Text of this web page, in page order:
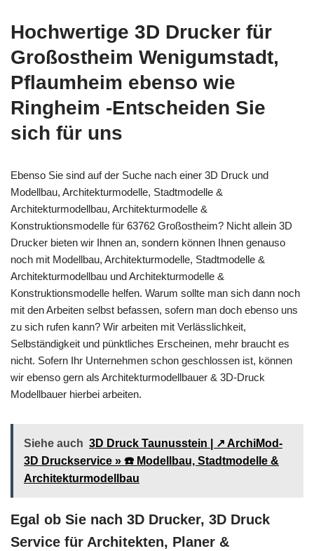
Hochwertige 3D Drucker für
Großostheim Wenigumstadt,
Pflaumheim ebenso wie
Ringheim -Entscheiden Sie
sich für uns
Ebenso Sie sind auf der Suche nach einer 3D Druck und
Modellbau, Architekturmodelle, Stadtmodelle &
Architekturmodellbau, Architekturmodelle &
Konstruktionsmodelle für 63762 Großostheim? Nicht allein 3D
Drucker bieten wir Ihnen an, sondern können Ihnen genauso
noch mit Modellbau, Architekturmodelle, Stadtmodelle &
Architekturmodellbau und Architekturmodelle &
Konstruktionsmodelle helfen. Warum sollte man sich dann noch
mit den Arbeiten selbst befassen, sofern man doch ebenso uns
zu sich rufen kann? Wir arbeiten mit Verlässlichkeit,
Selbständigkeit und pünktliches Erscheinen, mehr braucht es
nicht. Sofern Ihr Unternehmen schon geschlossen ist, können
wir ebenso gern als Architekturmodellbauer & 3D-Druck
Modellbauer hierbei arbeiten.
Siehe auch 3D Druck Taunusstein | ↗️ ArchiMod-
3D Druckservice » ☎️ Modellbau, Stadtmodelle &
Architekturmodellbau
Egal ob Sie nach 3D Drucker, 3D Druck
Service für Architekten, Planer &